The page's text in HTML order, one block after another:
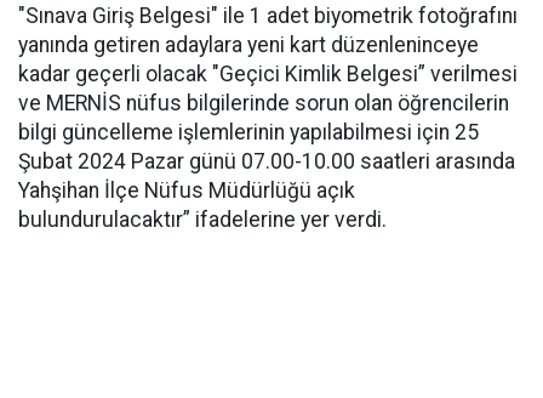
"Sınava Giriş Belgesi" ile 1 adet biyometrik fotoğrafını
yanında getiren adaylara yeni kart düzenleninceye
kadar geçerli olacak "Geçici Kimlik Belgesi” verilmesi
ve MERNİS nüfus bilgilerinde sorun olan öğrencilerin
bilgi güncelleme işlemlerinin yapılabilmesi için 25
Şubat 2024 Pazar günü 07.00-10.00 saatleri arasında
Yahşihan İlçe Nüfus Müdürlüğü açık
bulundurulacaktır” ifadelerine yer verdi.